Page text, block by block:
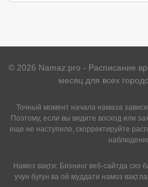
© 2026 Namaz.pro - Расписание
месяц для всех
Точный момент начала намаза
Поэтому, если вы видите восход или
еще не наступило, скорректируйте
Намоз вақти: Бизнинг веб-сайтда
учун бугун ва ой муддати намоз